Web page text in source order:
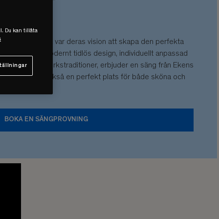
Redan då var deras vision att skapa den perfekta
Med modernt tidlös design, individuellt anpassad
hantverkstraditioner, erbjuder en säng från Ekens
Men också en perfekt plats för både sköna och
BOKA EN SÄNGPROVNING
Du kan tillåta